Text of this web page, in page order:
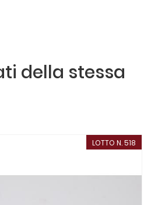
della stessa
LOTTO N. 518